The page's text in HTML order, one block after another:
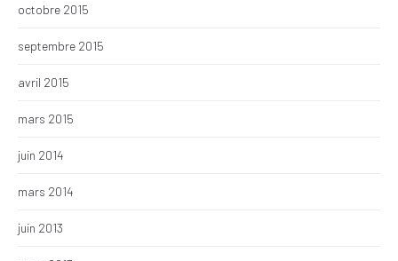
octobre 2015
septembre 2015
avril 2015
mars 2015
juin 2014
mars 2014
juin 2013